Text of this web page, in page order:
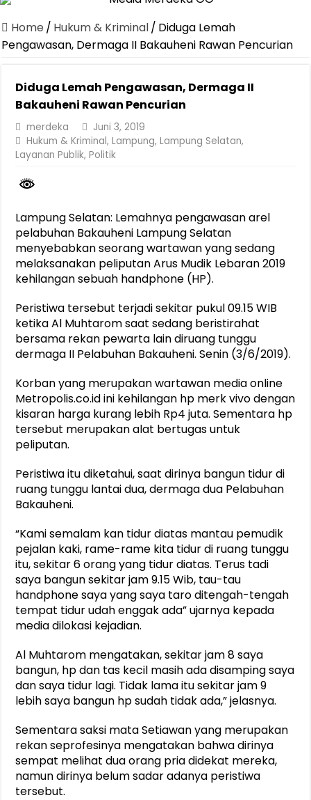
Canangkan Desa TAPIS dan Luncurkan Sekolah Lansia di
Pemprov Lampung Berhasil Kendalikan Inflasi, Jadi Provinsi
Dirut Jasa Raharja Dampingi Wamenhub Tinjau Penanganan
Dirut Jasa Raharja Dampingi Wamenhub Tinjau Penanganan
Jasa Raharja Jamin Seluruh Korban Kebakaran KM Mutiara
Gubernur Mirza Ajak IAI Darul Fattah Cetak SDM Adaptif
Home / Hukum & Kriminal/ Diduga Lemah
Pengawasan, Dermaga II Bakauheni Rawan Pencurian
Diduga Lemah Pengawasan, Dermaga II
Bakauheni Rawan Pencurian
merdeka
Juni 3, 2019
Hukum & Kriminal,Lampung,Lampung Selatan,
Layanan Publik,Politik
Lampung Selatan: Lemahnya pengawasan arel
pelabuhan Bakauheni Lampung Selatan
menyebabkan seorang wartawan yang sedang
melaksanakan peliputan Arus Mudik Lebaran 2019
kehilangan sebuah handphone (HP).
Peristiwa tersebut terjadi sekitar pukul 09.15 WIB
ketika Al Muhtarom saat sedang beristirahat
bersama rekan pewarta lain diruang tunggu
dermaga II Pelabuhan Bakauheni. Senin (3/6/2019).
Korban yang merupakan wartawan media online
Metropolis.co.id ini kehilangan hp merk vivo dengan
kisaran harga kurang lebih Rp4 juta. Sementara hp
tersebut merupakan alat bertugas untuk
peliputan.
Peristiwa itu diketahui, saat dirinya bangun tidur di
ruang tunggu lantai dua, dermaga dua Pelabuhan
Bakauheni.
“Kami semalam kan tidur diatas mantau pemudik
pejalan kaki, rame-rame kita tidur di ruang tunggu
itu, sekitar 6 orang yang tidur diatas. Terus tadi
saya bangun sekitar jam 9.15 Wib, tau-tau
handphone saya yang saya taro ditengah-tengah
tempat tidur udah enggak ada” ujarnya kepada
media dilokasi kejadian.
Al Muhtarom mengatakan, sekitar jam 8 saya
bangun, hp dan tas kecil masih ada disamping saya
dan saya tidur lagi. Tidak lama itu sekitar jam 9
lebih saya bangun hp sudah tidak ada,” jelasnya.
Sementara saksi mata Setiawan yang merupakan
rekan seprofesinya mengatakan bahwa dirinya
sempat melihat dua orang pria didekat mereka,
namun dirinya belum sadar adanya peristiwa
tersebut.